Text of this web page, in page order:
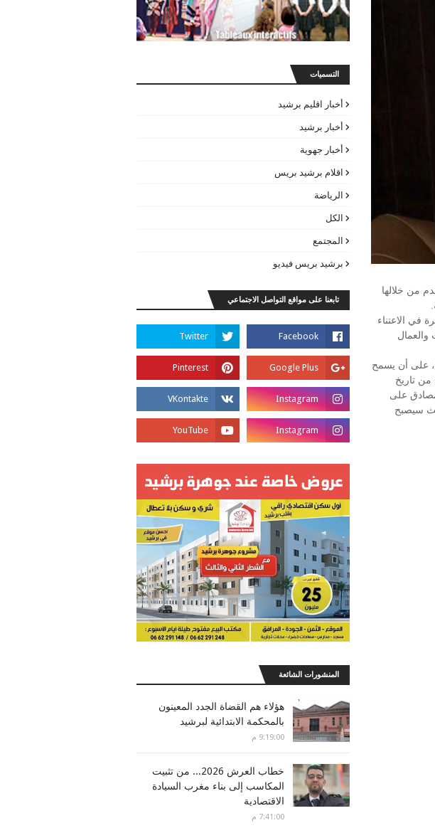
من خلالها
في الاعتناء
والعمال
الدورية، فقد جعل القانون الحد الأدنى لسن التشغيل هو 18 سنة، على أن يسمح
من تاريخ
على
أن هذا الاستثناء سيظل ساريا لغاية يوم 2023/10/02، حيث سيصبح
التسميات
أخبار اقليم برشيد
أخبار برشيد
أخبار جهوية
اقلام برشيد بريس
الرياضة
الكل
المجتمع
برشيد بريس فيديو
تابعنا على مواقع التواصل الاجتماعي
المنشورات الشائعة
هؤلاء هم القضاة الجدد المعينون
بالمحكمة الابتدائية لبرشيد
9:19:00 م
خطاب العرش 2026... من تثبيت
المكاسب إلى بناء مغرب السيادة
الاقتصادية
7:41:00 م